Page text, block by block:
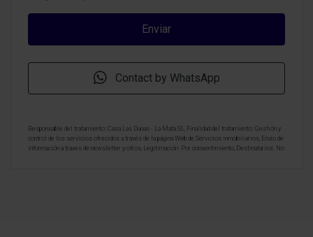
Contact by WhatsApp
Responsable del tratamiento: Casa Las Dunas - La Mata SL, Finalidad del tratamiento: Gestión y
control de los servicios ofrecidos a través de la página Web de Servicios inmobiliarios, Envío de
información a traves de newsletter y otros, Legitimación: Por consentimiento, Destinatarios: No